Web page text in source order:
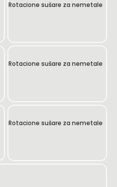
Rotacione sušare za nemetale
Rotacione sušare za nemetale
Rotacione sušare za nemetale